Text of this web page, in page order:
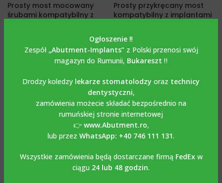
Ogłoszenie ‼️
Zespół „Abutment-Implants”z Polski przenosi swój
magazyn do Rumunii, Bukareszt ‼️
Drodzy koledzy lekarze stomatolodzy oraz technicy
dentystyczni,
zamówienia możecie składać bezpośrednio na
rumuńskiej stronie internetowej
👉 www.Abutment.ro,
lub przez WhatsApp: +40 746 111 131.
Wszystkie zamówienia będą dostarczane firmą FedExw
ciągu 24 lub 48 godzin.
Prosty most mocowany
śrubami kompatybilny z
ŁĄCZNIKI,ŁĄCZNIKI PROSTE
Prosty przykręcany most
kompatybilny z implantami
ŁĄCZNIKI
€29.00